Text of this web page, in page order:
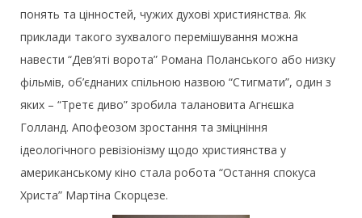
понять та цінностей, чужих духові християнства. Як
приклади такого зухвалого перемішування можна
навести “Дев’яті ворота” Романа Поланського або низку
фільмів, об’єднаних спільною назвою “Стигмати”, один з
яких – “Третє диво” зробила талановита Агнєшка
Голланд. Апофеозом зростання та зміцніння
ідеологічного ревізіонізму щодо християнства у
американському кіно стала робота “Остання спокуса
Христа” Мартіна Скорцезе.